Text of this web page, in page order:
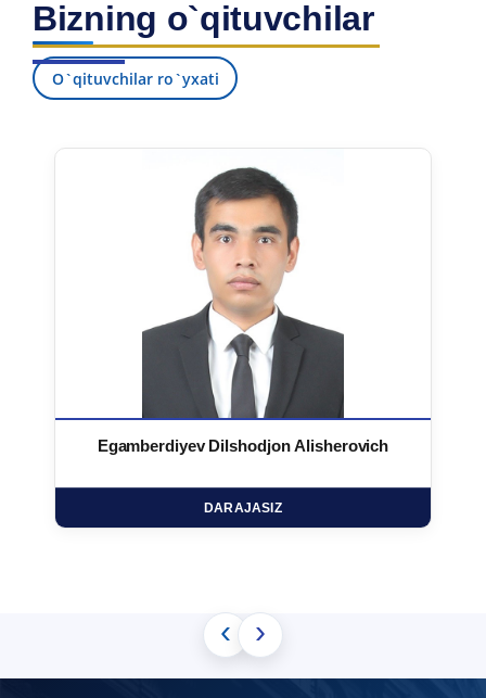
Bizning o`qituvchilar
O`qituvchilar ro`yxati
Egamberdiyev Dilshodjon Alisherovich
DARAJASIZ
‹ ›
7. Call-center (4) 8. Bakalavriat kvotasi (3)
9. Magistratura kvotasi (4) ✉️ Adminga yozish